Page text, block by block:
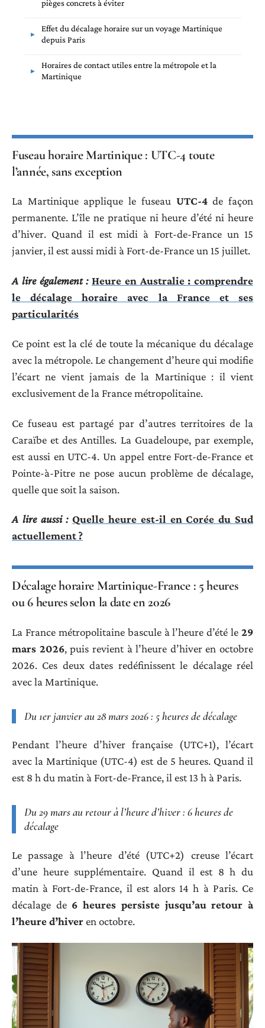
pièges concrets à éviter
Effet du décalage horaire sur un voyage Martinique
depuis Paris
Horaires de contact utiles entre la métropole et la
Martinique
Fuseau horaire Martinique : UTC-4 toute
l’année, sans exception
La Martinique applique le fuseau UTC-4de façon
permanente. L’île ne pratique ni heure d’été ni heure
d’hiver. Quand il est midi à Fort-de-France un 15
janvier, il est aussi midi à Fort-de-France un 15 juillet.
A lire également : Heure en Australie : comprendre
le décalage horaire avec la France et ses
particularités
Ce point est la clé de toute la mécanique du décalage
avec la métropole. Le changement d’heure qui modifie
l’écart ne vient jamais de la Martinique : il vient
exclusivement de la France métropolitaine.
Ce fuseau est partagé par d’autres territoires de la
Caraïbe et des Antilles. La Guadeloupe, par exemple,
est aussi en UTC-4. Un appel entre Fort-de-France et
Pointe-à-Pitre ne pose aucun problème de décalage,
quelle que soit la saison.
A lire aussi : Quelle heure est-il en Corée du Sud
actuellement ?
Décalage horaire Martinique-France : 5 heures
ou 6 heures selon la date en 2026
La France métropolitaine bascule à l’heure d’été le 29
mars 2026, puis revient à l’heure d’hiver en octobre
2026. Ces deux dates redéfinissent le décalage réel
avec la Martinique.
Du 1er janvier au 28 mars 2026 : 5 heures de décalage
Pendant l’heure d’hiver française (UTC+1), l’écart
avec la Martinique (UTC-4) est de 5 heures. Quand il
est 8 h du matin à Fort-de-France, il est 13 h à Paris.
Du 29 mars au retour à l’heure d’hiver : 6 heures de
décalage
Le passage à l’heure d’été (UTC+2) creuse l’écart
d’une heure supplémentaire. Quand il est 8 h du
matin à Fort-de-France, il est alors 14 h à Paris. Ce
décalage de 6 heures persiste jusqu’au retour à
l’heure d’hiveren octobre.